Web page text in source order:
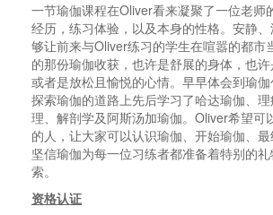
一节瑜伽课程在Oliver看来凝聚了一位老师
经历，练习体验，以及本身的性格。安静
够让前来与Oliver练习的学生在喧嚣的都市
的那份瑜伽收获，也许是舒展的身体，也
或者是放松且愉悦的心情。早早体会到瑜
探索瑜伽的道路上先后学习了哈达瑜伽、
理、解剖学及阿斯汤加瑜伽。Oliver希望可
的人，让大家可以认识瑜伽、开始瑜伽、
坚信瑜伽为每一位习练者都准备着特别的
索。
资格认证